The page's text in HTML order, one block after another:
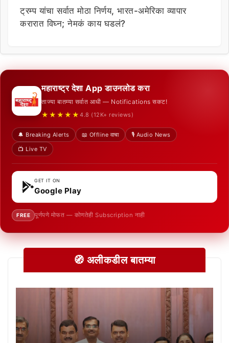
ट्रम्प यांचा सर्वात मोठा निर्णय, भारत-अमेरिका व्यापार
करारात विघ्न; नेमकं काय घडलं?
महाराष्ट्र देशा App डाउनलोड करा
ताज्या बातम्या सर्वात आधी — Notifications सकट!
★★★★★ 4.8 (12K+ reviews)
🔔 Breaking Alerts 📖 Offline वाचा
🎙️ Audio News
📺 Live TV
GET IT ON
Google Play
FREE पूर्णपणे मोफत — कोणतेही Subscription नाही
🧭 अलीकडील बातम्या